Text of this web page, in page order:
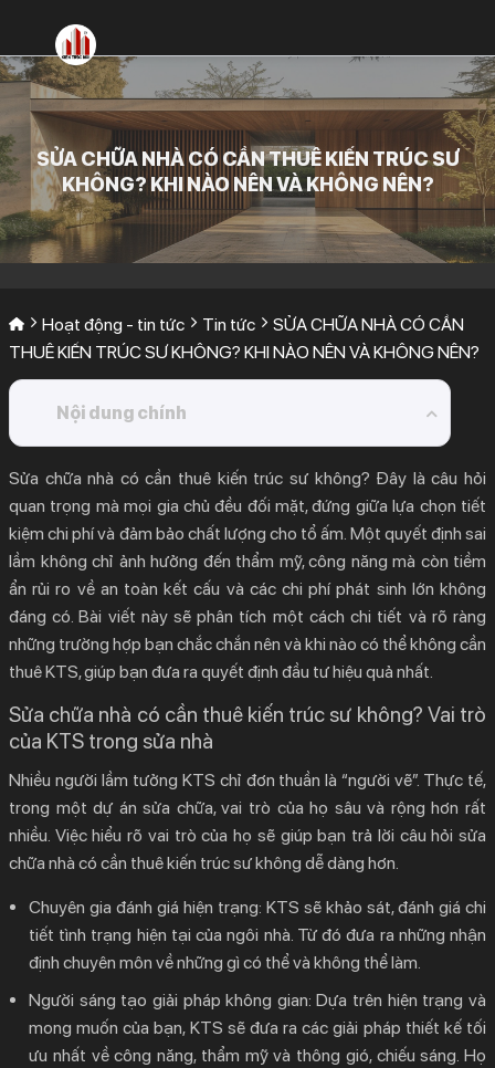
nội
dung
SỬA CHỮA NHÀ CÓ CẦN THUÊ KIẾN TRÚC SƯ
KHÔNG? KHI NÀO NÊN VÀ KHÔNG NÊN?
Hoạt động - tin tức Tin tức
SỬA CHỮA NHÀ CÓ CẦN
THUÊ KIẾN TRÚC SƯ KHÔNG? KHI NÀO NÊN VÀ KHÔNG NÊN?
Nội dung chính
Vai trò của KTS trong sửa nhà
2.
Sửa Chữa Nhà Có Cần Thuê Kiến Trúc Sư
Không? Khi Nào Nên CÓ
2.1. 1. Can Thiệp Đến Kết Cấu Chịu Lực Của Ngôi Nhà
2.2. 2. Thay Đổi Công Năng và Bố Cục Không Gian
2.3. 3. Cải Tạo Mặt Tiền Hoặc Mở Rộng Diện Tích
2.4. 4. Khi Ngân Sách Sửa Chữa Lớn và Yêu Cầu Thẩm
Mỹ Cao
2.5. 5. Khi Bạn Không Có Thời Gian, Kinh Nghiệm và Kiến
Thức Chuyên Môn
3. Khi Nào Bạn Có Thể Cân Nhắc KHÔNG CẦN
Thuê KTS?
4. KIẾN TRÚC MỚI – Giải Đáp Chuyên Nghiệp Cho
Không?”
4.1.
Dịch vụ tư vấn và thiết kế cải tạo của chúng tôi sẽ
giúp bạn:
Liên Hệ Tư Vấn Sửa Chữa Nhà Miễn Phí Cùng
KTS Hàng Đầu
Sửa chữa nhà có cần thuê kiến trúc sư không? Đây là câu hỏi
quan trọng mà mọi gia chủ đều đối mặt, đứng giữa lựa chọn tiết
kiệm chi phí và đảm bảo chất lượng cho tổ ấm. Một quyết định sai
lầm không chỉ ảnh hưởng đến thẩm mỹ, công năng mà còn tiềm
ẩn rủi ro về an toàn kết cấu và các chi phí phát sinh lớn không
đáng có. Bài viết này sẽ phân tích một cách chi tiết và rõ ràng
những trường hợp bạn chắc chắn nên và khi nào có thể không cần
thuê KTS, giúp bạn đưa ra quyết định đầu tư hiệu quả nhất.
Sửa chữa nhà có cần thuê kiến trúc sư không? Vai trò
của KTS trong sửa nhà
Nhiều người lầm tưởng KTS chỉ đơn thuần là “người vẽ”. Thực tế,
trong một dự án sửa chữa, vai trò của họ sâu và rộng hơn rất
nhiều. Việc hiểu rõ vai trò của họ sẽ giúp bạn trả lời câu hỏi sửa
chữa nhà có cần thuê kiến trúc sư không dễ dàng hơn.
Chuyên gia đánh giá hiện trạng: KTS sẽ khảo sát, đánh giá chi
tiết tình trạng hiện tại của ngôi nhà. Từ đó đưa ra những nhận
định chuyên môn về những gì có thể và không thể làm.
Người sáng tạo giải pháp không gian: Dựa trên hiện trạng và
mong muốn của bạn, KTS sẽ đưa ra các giải pháp thiết kế tối
ưu nhất về công năng, thẩm mỹ và thông gió, chiếu sáng. Họ